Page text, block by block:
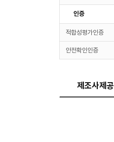
인증
적합성평가인증
안전확인인증
제조사제공